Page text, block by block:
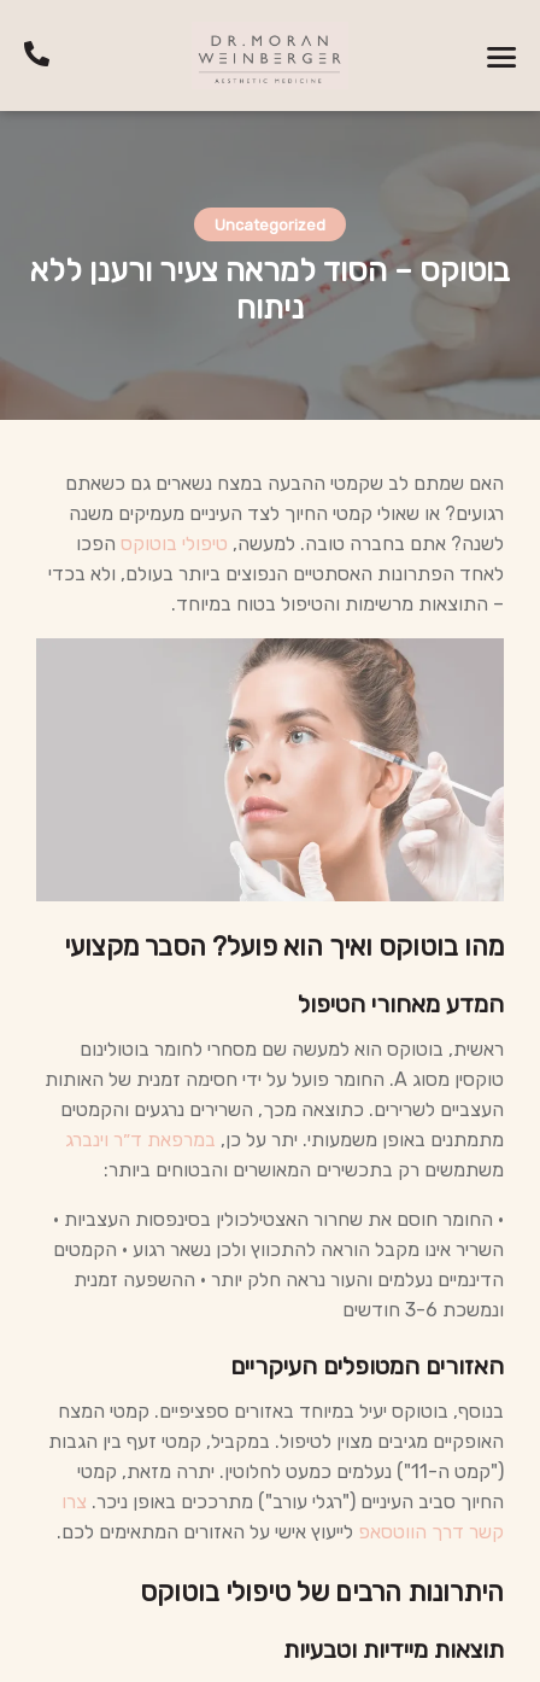
Uncategorized
בוטוקס – הסוד למראה צעיר ורענן ללא
ניתוח
האם שמתם לב שקמטי ההבעה במצח נשארים גם כשאתם
רגועים? או שאולי קמטי החיוך לצד העיניים מעמיקים משנה
לשנה? אתם בחברה טובה. למעשה, טיפולי בוטוקס הפכו
לאחד הפתרונות האסתטיים הנפוצים ביותר בעולם, ולא בכדי
– התוצאות מרשימות והטיפול בטוח במיוחד.
מהו בוטוקס ואיך הוא פועל? הסבר מקצועי
המדע מאחורי הטיפול
ראשית, בוטוקס הוא למעשה שם מסחרי לחומר בוטולינום
טוקסין מסוג A. החומר פועל על ידי חסימה זמנית של האותות
העצביים לשרירים. כתוצאה מכך, השרירים נרגעים והקמטים
מתמתנים באופן משמעותי. יתר על כן, במרפאת ד״ר וינברג
משתמשים רק בתכשירים המאושרים והבטוחים ביותר:
• החומר חוסם את שחרור האצטילכולין בסינפסות העצביות •
השריר אינו מקבל הוראה להתכווץ ולכן נשאר רגוע • הקמטים
הדינמיים נעלמים והעור נראה חלק יותר • ההשפעה זמנית
ונמשכת 3-6 חודשים
האזורים המטופלים העיקריים
בנוסף, בוטוקס יעיל במיוחד באזורים ספציפיים. קמטי המצח
האופקיים מגיבים מצוין לטיפול. במקביל, קמטי זעף בין הגבות
("קמט ה-11") נעלמים כמעט לחלוטין. יתרה מזאת, קמטי
החיוך סביב העיניים ("רגלי עורב") מתרככים באופן ניכר. צרו
קשר דרך הווטסאפ לייעוץ אישי על האזורים המתאימים לכם.
היתרונות הרבים של טיפולי בוטוקס
תוצאות מיידיות וטבעיות